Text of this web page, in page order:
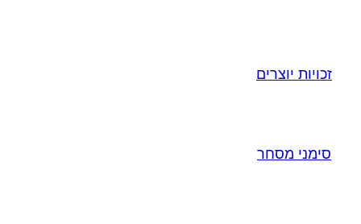
זכויות יוצרים
סימני מסחר